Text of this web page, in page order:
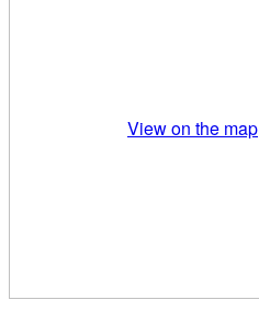
View on the map